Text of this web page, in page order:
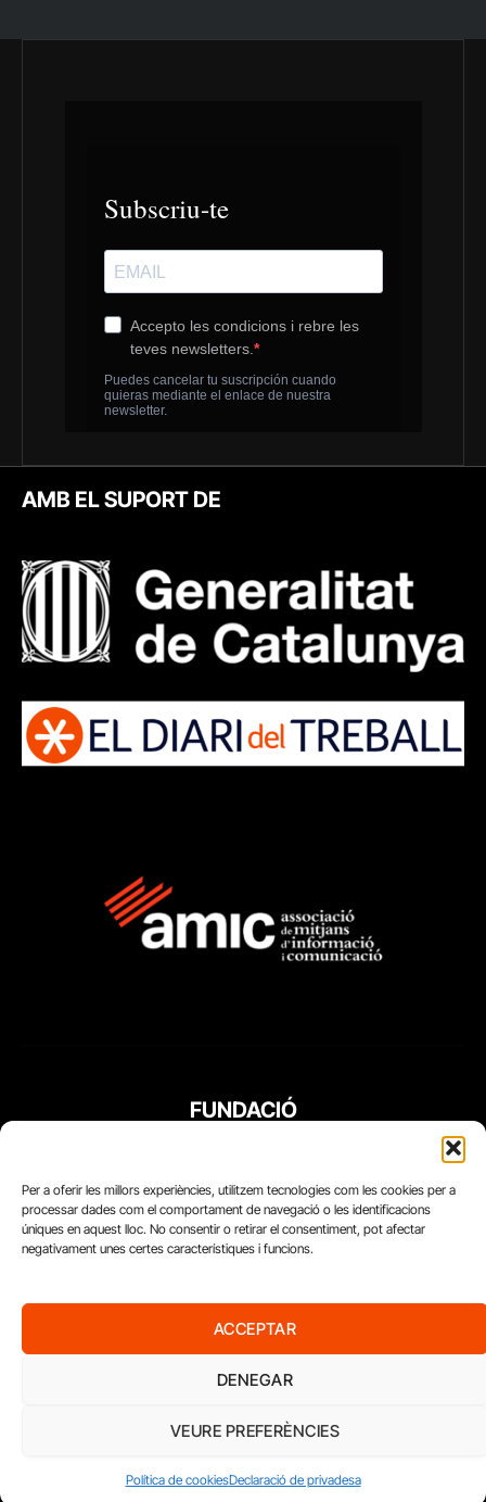
Per a oferir les millors experiències, utilitzem tecnologies com les cookies per a
processar dades com el comportament de navegació o les identificacions
úniques en aquest lloc. No consentir o retirar el consentiment, pot afectar
negativament unes certes característiques i funcions.
ACCEPTAR
DENEGAR
VEURE PREFERÈNCIES
Política de cookiesDeclaració de privadesa
AMB EL SUPORT DE
FUNDACIÓ